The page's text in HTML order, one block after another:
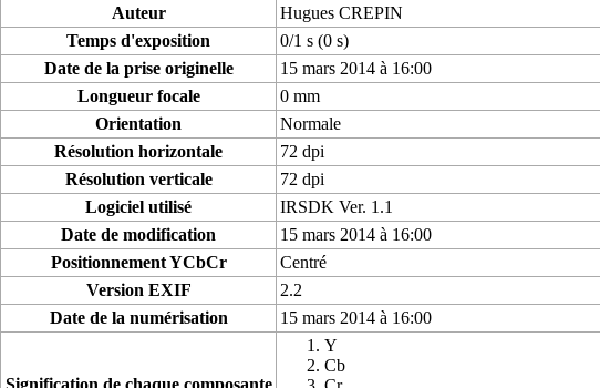
Auteur
Hugues CREPIN
Temps d'exposition
0/1 s (0 s)
Date de la prise originelle
15 mars 2014 à 16:00
Longueur focale
0 mm
Orientation
Normale
Résolution horizontale
72 dpi
Résolution verticale
72 dpi
Logiciel utilisé
IRSDK Ver. 1.1
Date de modification
15 mars 2014 à 16:00
Positionnement YCbCr
Centré
Version EXIF
2.2
Date de la numérisation
15 mars 2014 à 16:00
Y
Cb